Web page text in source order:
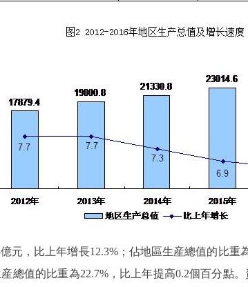
，比上年增長12.3%；佔地區生産總值的比重
總值的比重為22.7%，比上年提高0.2個百分點